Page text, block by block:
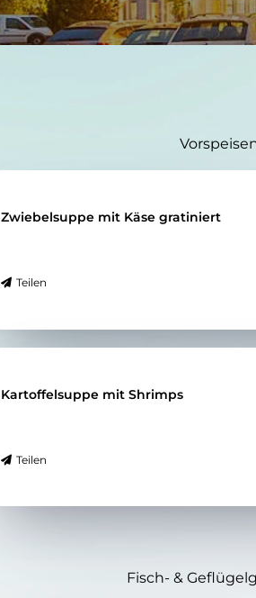
Zwiebelsuppe mit Käse gratiniert
Teilen
Kartoffelsuppe mit Shrimps
Teilen
Fisch- &